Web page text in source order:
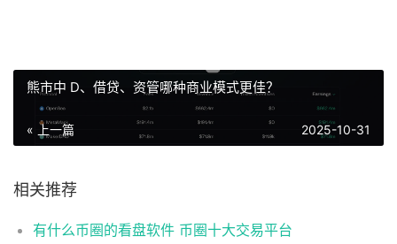
熊市中 D、借贷、资管哪种商业模式更佳？
« 上一篇 2025-10-31
相关推荐
有什么币圈的看盘软件 币圈十大交易平台